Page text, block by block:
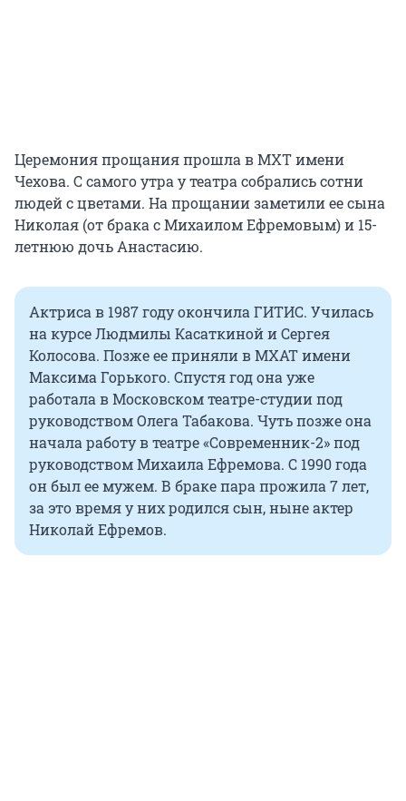
Церемония прощания прошла в МХТ имени
Чехова. С самого утра у театра собрались сотни
людей с цветами. На прощании заметили ее сына
Николая (от брака с Михаилом Ефремовым) и 15-
летнюю дочь Анастасию.
Актриса в 1987 году окончила ГИТИС. Училась
на курсе Людмилы Касаткиной и Сергея
Колосова. Позже ее приняли в МХАТ имени
Максима Горького. Спустя год она уже
работала в Московском театре-студии под
руководством Олега Табакова. Чуть позже она
начала работу в театре «Современник-2» под
руководством Михаила Ефремова. С 1990 года
он был ее мужем. В браке пара прожила 7 лет,
за это время у них родился сын, ныне актер
Николай Ефремов.